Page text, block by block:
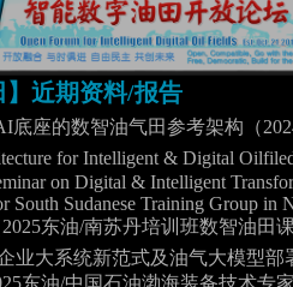
】近期资料/报告
底座的数智油气田参考架构（
for Intelligent & Digital
Digital & Intelligent
Training Group in
/南苏丹培训班数智油田
业大系统新范式及油气大模型部